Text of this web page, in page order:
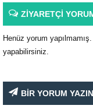
ZİYARETÇİ
Henüz yorum
yapabilirsiniz.
BİR YORUM YAZIN